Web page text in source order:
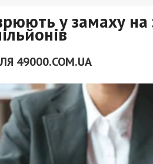
у замаху на
49000.COM.UA